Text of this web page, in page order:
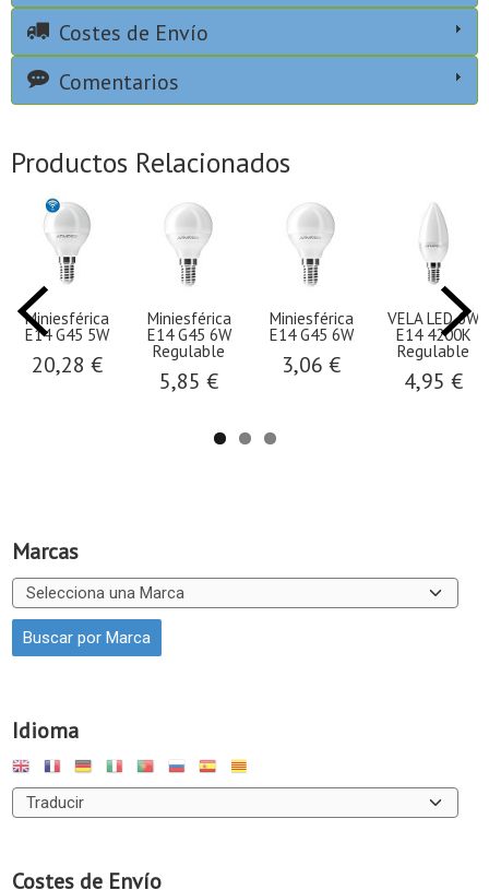
Marcas
Idioma
Costes de Envío
Costes de Envío
Comentarios
Productos Relacionados
Miniesférica
E14 G45 5W
20,28 €
Miniesférica
E14 G45 6W
Regulable
5,85 €
Miniesférica
E14 G45 6W
3,06 €
VELA LED 6W
E14 4200K
Regulable
4,95 €